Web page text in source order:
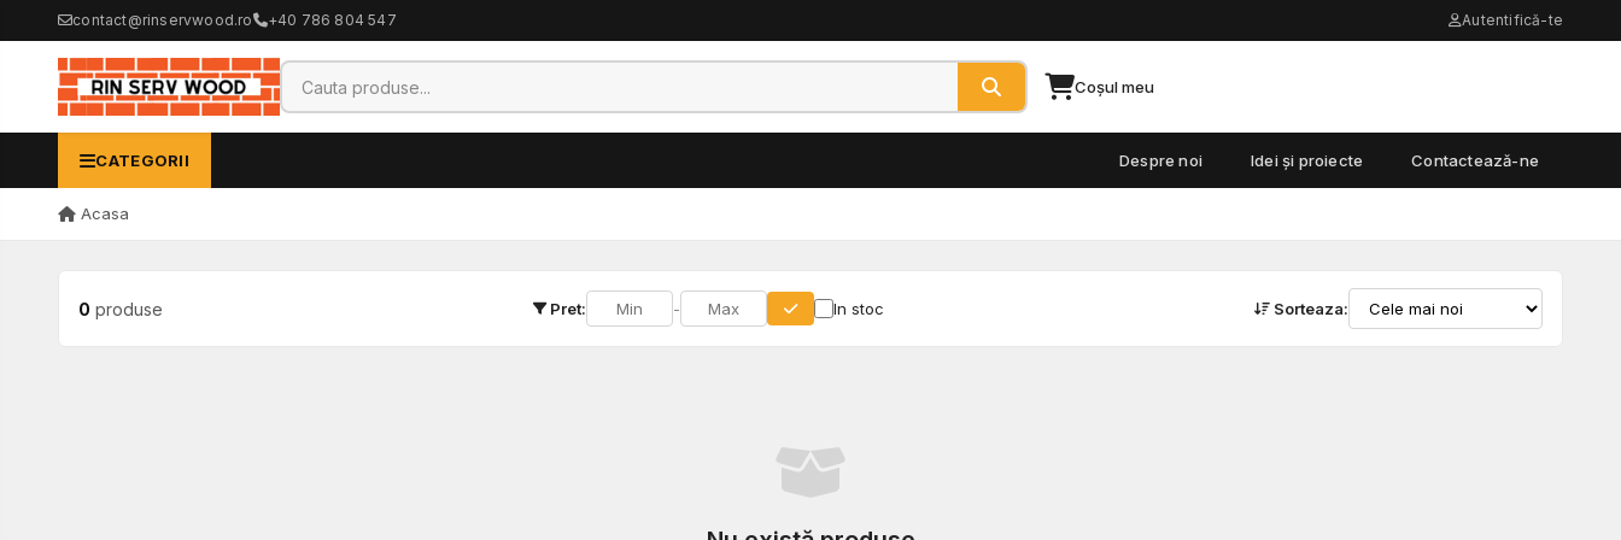
contact@rinservwood.ro +40 786 804 547 Autentifică-te
Coșul meu
CATEGORII Despre noi Idei și proiecte Contactează-ne
Acasa
0 produse Pret: - In stoc Sorteaza: